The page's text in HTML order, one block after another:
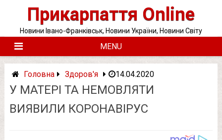
Прикарпаття Online
Новини Івано-Франківськ, Новини України, Новини Світу
MENU
Головна Здоров'я 14.04.2020
У МАТЕРІ ТА НЕМОВЛЯТИ
ВИЯВИЛИ КОРОНАВІРУС